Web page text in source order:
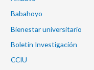
Babahoyo
Bienestar universitario
Boletín Investigación
CCIU